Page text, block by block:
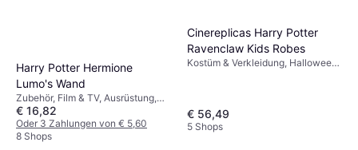
Harry Potter Hermione
Lumo's Wand
Zubehör, Film & TV, Ausrüstung,
Harry Potter
€ 16,82
Oder 3 Zahlungen von € 5,60
8 Shops
Cinereplicas Harry Potter
Ravenclaw Kids Robes
Kostüm & Verkleidung, Halloween,
€ 56,49
5 Shops